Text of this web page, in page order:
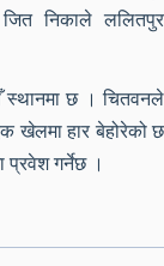
निकाले ललितपुर
स्थानमा छ । चितवनले
खेलमा हार बेहोरेको छ
प्रवेश गर्नेछ ।